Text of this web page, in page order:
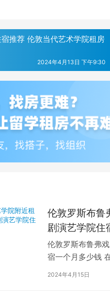
推荐 伦敦当代艺术学院租房
2024年4月13日 下午9:30
伦敦罗斯布鲁
剧演艺学院住
伦敦罗斯布鲁弗
宿一个月多少钱
学生活中的一项
2024年4月15日